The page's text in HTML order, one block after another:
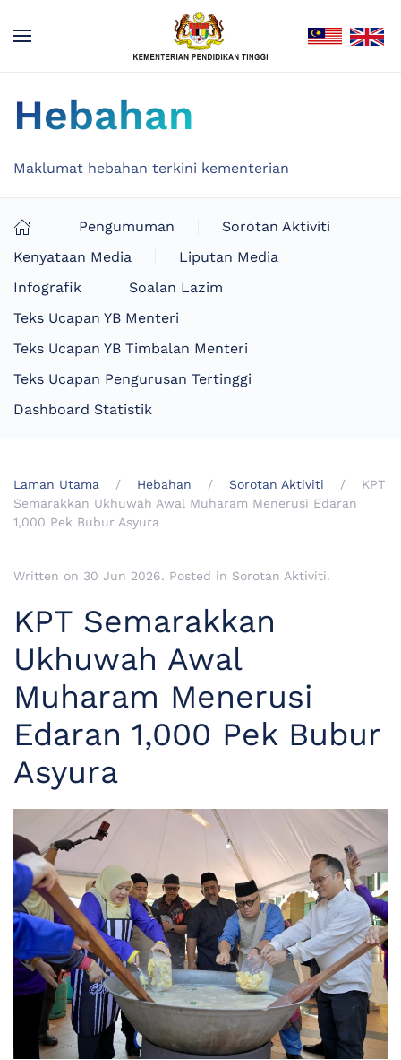
Hebahan
Maklumat hebahan terkini kementerian
Pengumuman
Sorotan Aktiviti
Kenyataan Media
Liputan Media
Infografik
Soalan Lazim
Teks Ucapan YB Menteri
Teks Ucapan YB Timbalan Menteri
Teks Ucapan Pengurusan Tertinggi
Dashboard Statistik
Laman Utama Hebahan Sorotan Aktiviti
KPT
Semarakkan Ukhuwah Awal Muharam Menerusi Edaran
1,000 Pek Bubur Asyura
Written on 30 Jun 2026. Posted in Sorotan Aktiviti.
KPT Semarakkan
Ukhuwah Awal
Muharam Menerusi
Edaran 1,000 Pek Bubur
Asyura